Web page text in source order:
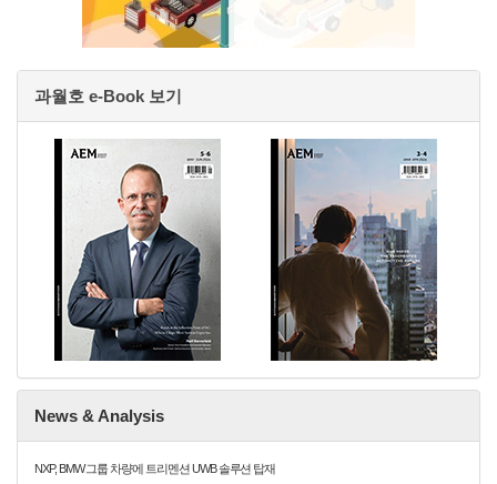
과월호 e-Book 보기
News & Analysis
NXP, BMW 그룹 차량에 트리멘션 UWB 솔루션 탑재